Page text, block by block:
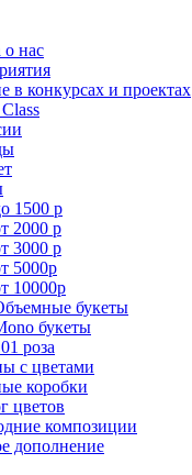
о нас
в конкурсах и проектах
1500 р
2000 р
3000 р
5000р
10000р
букеты
букеты
роза
с цветами
коробки
цветов
композиции
дополнение